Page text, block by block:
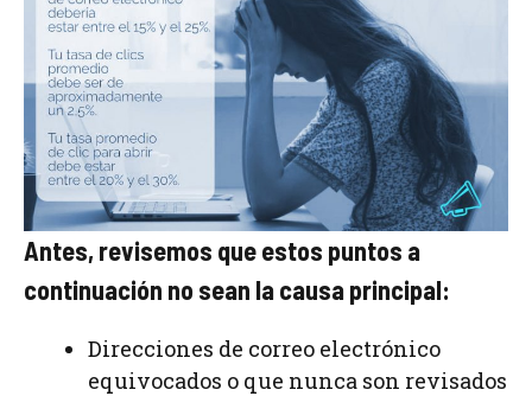
Antes, revisemos que estos puntos a
continuación no sean la causa principal:
Direcciones de correo electrónico
equivocados o que nunca son revisados